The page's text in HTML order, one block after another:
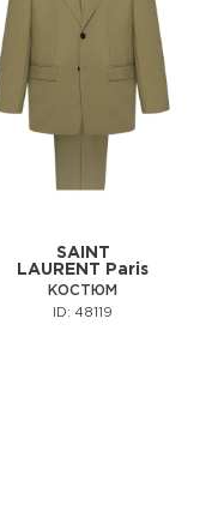
SAINT
LAURENT Paris
КОСТЮМ
ID: 48119